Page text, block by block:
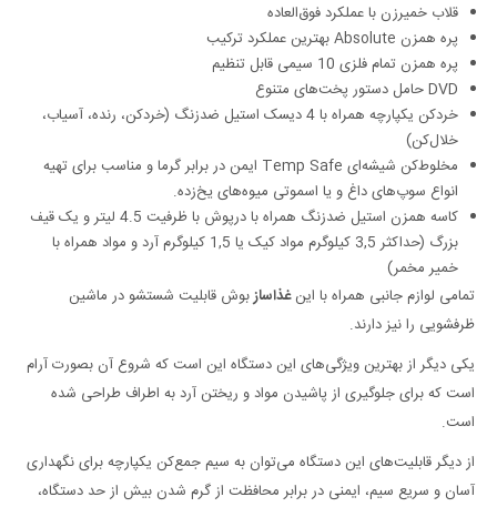
قلاب خمیرزن با عملکرد فوق‌العاده
پره همزن Absolute بهترین عملکرد ترکیب
پره همزن تمام فلزی 10 سیمی قابل تنظیم
DVD حامل دستور پخت‌های متنوع
خردکن یکپارچه همراه با 4 دیسک استیل ضدزنگ (خردکن، رنده، آسیاب،
خلال‌کن)
مخلوط‌کن شیشه‌ای Temp Safe ایمن در برابر گرما و مناسب برای تهيه
انواع سوپ‌های داغ و يا اسموتی ميوه‌های يخ‌زده.
کاسه همزن استیل ضدزنگ همراه با درپوش با ظرفیت 4.5 لیتر و یک قیف
بزرگ (حداکثر 3,5 کیلوگرم مواد کیک یا 1,5 کیلوگرم آرد و مواد همراه با
خمیر مخمر)
تمامی لوازم جانبی همراه با اینغذاسازبوش قابلیت شستشو در ماشین
ظرفشویی را نیز دارند.
یکی دیگر از بهترین ویژگی‌های این دستگاه این است که شروع آن بصورت آرام
است که برای جلوگیری از پاشیدن مواد و ریختن آرد به اطراف طراحی شده
است.
از دیگر قابلیت‌های این دستگاه می‌توان به سیم جمع‌کن یکپارچه برای نگهداری
آسان و سریع سیم، ایمنی در برابر محافظت از گرم شدن بیش از حد دستگاه،